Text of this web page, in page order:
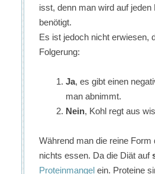
isst, denn man wird auf
benötigt.
Es ist jedoch nicht erwiesen,
Folgerung:
Ja, es gibt einen
man abnimmt.
Nein, Kohl regt aus
Während man die reine Form
nichts essen. Da die Diät auf
Proteinmangel ein. Proteine